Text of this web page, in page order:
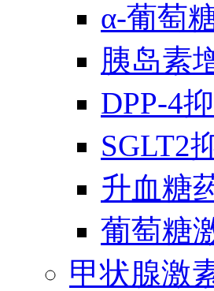
α-葡萄
胰岛素
DPP-4
SGLT2
升血糖
葡萄糖
甲状腺激